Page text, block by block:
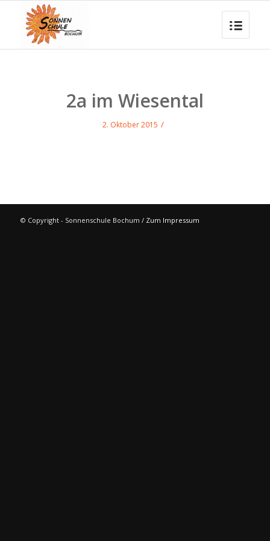
2a im Wiesental
2. Oktober 2015 /
© Copyright - Sonnenschule Bochum / Zum Impressum